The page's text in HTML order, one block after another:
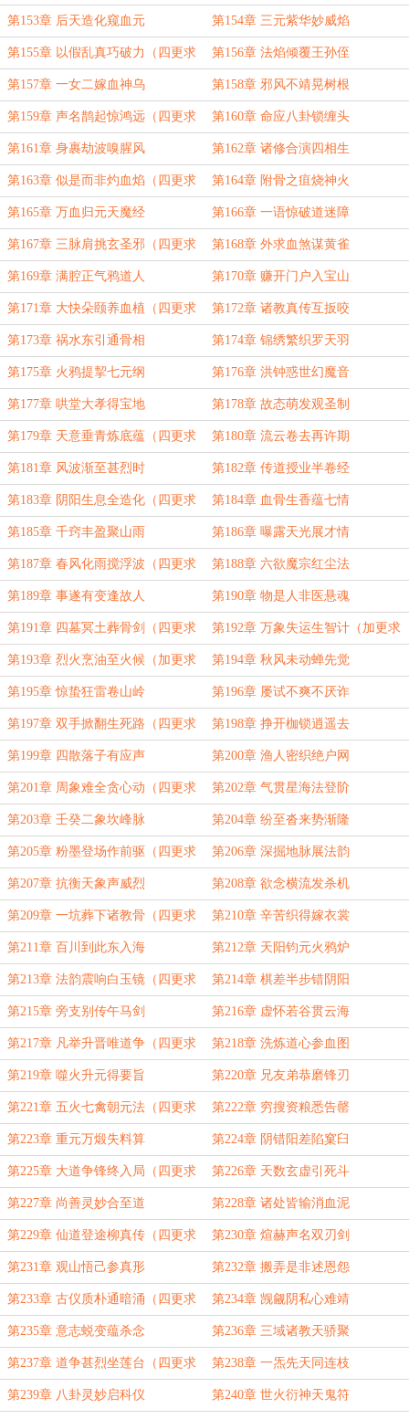
订！）
第153章 后天造化窥血元 第154章 三元紫华妙威焰
第155章 以假乱真巧破力（四更求
订！）
第156章 法焰倾覆王孙侄
第157章 一女二嫁血神乌 第158章 邪风不靖晃树根
第159章 声名鹊起惊鸿远（四更求
订！）
第160章 命应八卦锁缠头
第161章 身裹劫波嗅腥风 第162章 诸修合演四相生
第163章 似是而非灼血焰（四更求
订！）
第164章 附骨之疽烧神火
第165章 万血归元天魔经 第166章 一语惊破道迷障
第167章 三脉肩挑玄圣邪（四更求
订！）
第168章 外求血煞谋黄雀
第169章 满腔正气鸦道人 第170章 赚开门户入宝山
第171章 大快朵颐养血植（四更求
订！）
第172章 诸教真传互扳咬
第173章 祸水东引通骨相 第174章 锦绣繁织罗天羽
第175章 火鸦提挈七元纲 第176章 洪钟惑世幻魔音
第177章 哄堂大孝得宝地 第178章 故态萌发观圣制
第179章 天意垂青炼底蕴（四更求
订！）
第180章 流云卷去再许期
第181章 风波渐至甚烈时 第182章 传道授业半卷经
第183章 阴阳生息全造化（四更求
订！）
第184章 血骨生香蕴七情
第185章 千窍丰盈聚山雨 第186章 曝露天光展才情
第187章 春风化雨搅浮波（四更求
订！）
第188章 六欲魔宗红尘法
第189章 事遂有变逢故人 第190章 物是人非医悬魂
第191章 四墓冥土葬骨剑（四更求
订！）
第192章 万象失运生智计（加更求
月票！）
第193章 烈火烹油至火候（加更求
月票！）
第194章 秋风未动蝉先觉
第195章 惊蛰狂雷卷山岭 第196章 屡试不爽不厌诈
第197章 双手掀翻生死路（四更求
订！）
第198章 挣开枷锁逍遥去
第199章 四散落子有应声 第200章 渔人密织绝户网
第201章 周象难全贪心动（四更求
订！）
第202章 气贯星海法登阶
第203章 壬癸二象坎峰脉 第204章 纷至沓来势渐隆
第205章 粉墨登场作前驱（四更求
订！）
第206章 深掘地脉展法韵
第207章 抗衡天象声威烈 第208章 欲念横流发杀机
第209章 一坑葬下诸教骨（四更求
订！）
第210章 辛苦织得嫁衣裳
第211章 百川到此东入海 第212章 天阳钧元火鸦炉
第213章 法韵震响白玉镜（四更求
订！）
第214章 棋差半步错阴阳
第215章 旁支别传午马剑 第216章 虚怀若谷贯云海
第217章 凡举升晋唯道争（四更求
订！）
第218章 洗炼道心参血图
第219章 噬火升元得要旨 第220章 兄友弟恭磨锋刃
第221章 五火七禽朝元法（四更求
订！）
第222章 穷搜资粮悉告罄
第223章 重元万煅失料算 第224章 阴错阳差陷窠臼
第225章 大道争锋终入局（四更求
订！）
第226章 天数玄虚引死斗
第227章 尚善灵妙合至道 第228章 诸处皆输消血泥
第229章 仙道登途柳真传（四更求
订！）
第230章 煊赫声名双刃剑
第231章 观山悟己参真形 第232章 搬弄是非述恩怨
第233章 古仪质朴通暗涌（四更求
订！）
第234章 觊觎阴私心难靖
第235章 意志蜕变蕴杀念 第236章 三域诸教天骄聚
第237章 道争甚烈坐莲台（四更求
订！）
第238章 一炁先天同连枝
第239章 八卦灵妙启科仪 第240章 世火衍神天鬼符